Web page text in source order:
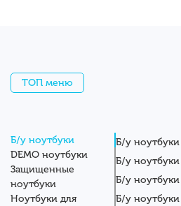
ТОП меню
Б/у ноутбуки
DEMO ноутбуки
Защищенные
ноутбуки
Ноутбуки для
Б/у
Б/у
Б/у ноутбуки
Б/у ноутбуки